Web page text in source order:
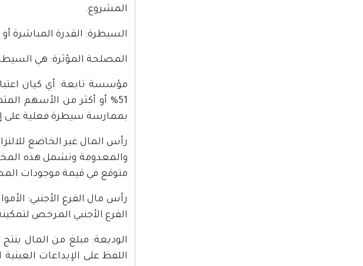
المشروع.
السيطرة: القدرة المباشرة
المصلحة المؤثرة: هي السيطرة على ما لا يقل
مؤسسة تابعة: أي كيان
51% أو أكثر من
بممارسة سيطرة فعلية على
رأس المال غير الخاضع
والمعدومة وتشمل هذه
متوقع في قيمة موجودات
رأس مال الفرع الأجنبي:
الفرع الأجنبي المرخص
الوديعة: مبلغ من المال
اللفظ على الإيداعات